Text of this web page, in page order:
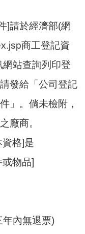
]請於經濟部(網
商工登記資
站查詢列印登
發給「公司登記
」。倘未檢附，
廠商。
格]是
物品]
內無退票)